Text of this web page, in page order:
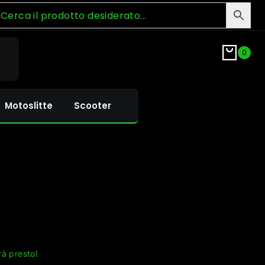
0
Motoslitte Scooter
presto!